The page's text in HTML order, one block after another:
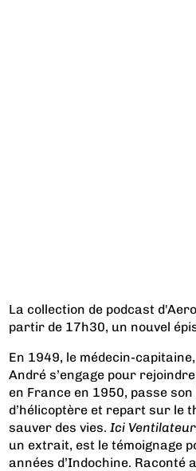
La collection de podcast
partir de 17h30, un nouvel
En 1949, le médecin-
André s’engage pour
en France en 1950, passe
d’hélicoptère et repart sur le
sauver des vies.Ici Ventilateur
un extrait, est le témoignage
années d’Indochine. Raconté